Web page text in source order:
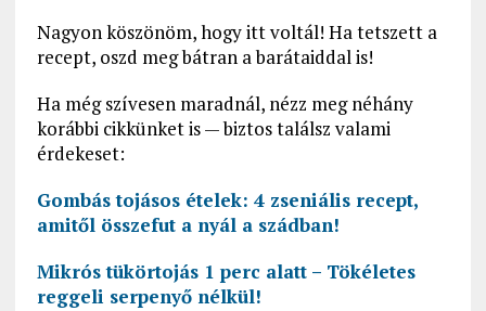
Nagyon köszönöm, hogy itt voltál! Ha tetszett a
recept, oszd meg bátran a barátaiddal is!
Ha még szívesen maradnál, nézz meg néhány
korábbi cikkünket is — biztos találsz valami
érdekeset:
Gombás tojásos ételek: 4 zseniális recept,
amitől összefut a nyál a szádban!
Mikrós tükörtojás 1 perc alatt – Tökéletes
reggeli serpenyő nélkül!